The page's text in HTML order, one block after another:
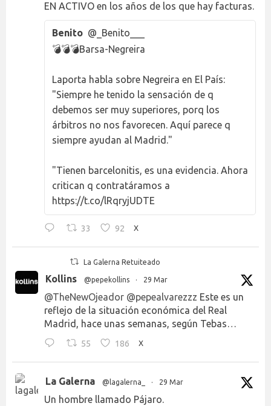
EN ACTIVO en los años de los que hay facturas.
Benito @_Benito___
💣💣💣Barsa-Negreira
Laporta habla sobre Negreira en El País:
"Siempre he tenido la sensación de q
debemos ser muy superiores, porq los
árbitros no nos favorecen. Aquí parece q
siempre ayudan al Madrid."
"Tienen barcelonitis, es una evidencia. Ahora
critican q contratáramos a
https://t.co/lRqryjUDTE
33 92 X
La Galerna Retuiteado
Kollins @pepekollins · 29 Mar
@TheNewOjeador @pepealvarezzz Este es un
reflejo de la situación económica del Real
Madrid, hace unas semanas, según Tebas…
55 186 X
La Galerna @lagalerna_ · 29 Mar
Un hombre llamado Pájaro.